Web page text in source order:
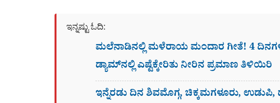
ಇನ್ನಷ್ಟು ಓದಿ:
ಮಲೆನಾಡಿನಲ್ಲಿ ಮಳೆರಾಯ ಮಂದಾರ ಗೀತೆ! 4
ಡ್ಯಾಮ್​ನಲ್ಲಿ ಎಷ್ಟೆಕ್ಕೇರಿತು ನೀರಿನ ಪ್ರಮಾಣ ತಿಳಿಯಿರಿ
ಇನ್ನೆರಡು ದಿನ ಶಿವಮೊಗ್ಗ, ಚಿಕ್ಕಮಗಳೂರು, ಉಡುಪಿ,